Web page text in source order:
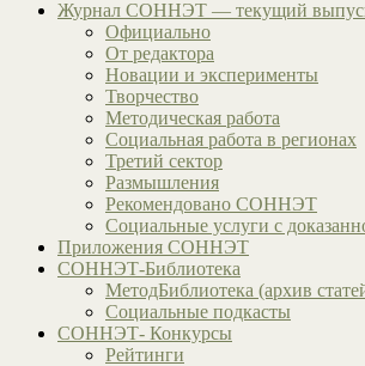
Журнал СОННЭТ — текущий
Официально
От редактора
Новации и эксперименты
Творчество
Методическая работа
Социальная работа в регионах
Третий сектор
Размышления
Рекомендовано СОННЭТ
Социальные услуги с
Приложения СОННЭТ
СОННЭТ-Библиотека
МетодБиблиотека (архив
Социальные подкасты
СОННЭТ- Конкурсы
Рейтинги